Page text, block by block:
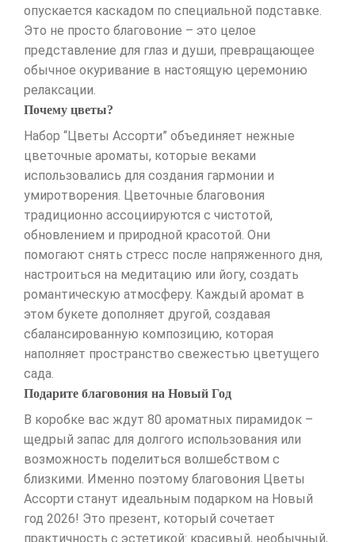
опускается каскадом по специальной подставке.
Это не просто благовоние – это целое
представление для глаз и души, превращающее
обычное окуривание в настоящую церемонию
релаксации.
Почему цветы?
Набор “Цветы Ассорти” объединяет нежные
цветочные ароматы, которые веками
использовались для создания гармонии и
умиротворения. Цветочные благовония
традиционно ассоциируются с чистотой,
обновлением и природной красотой. Они
помогают снять стресс после напряженного дня,
настроиться на медитацию или йогу, создать
романтическую атмосферу. Каждый аромат в
этом букете дополняет другой, создавая
сбалансированную композицию, которая
наполняет пространство свежестью цветущего
сада.
Подарите благовония на Новый Год
В коробке вас ждут 80 ароматных пирамидок –
щедрый запас для долгого использования или
возможность поделиться волшебством с
близкими. Именно поэтому благовония Цветы
Ассорти станут идеальным подарком на Новый
год 2026! Это презент, который сочетает
практичность с эстетикой: красивый, необычный,